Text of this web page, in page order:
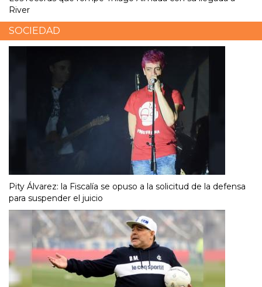
River
SOCIEDAD
Pity Álvarez: la Fiscalía se opuso a la solicitud de la defensa
para suspender el juicio